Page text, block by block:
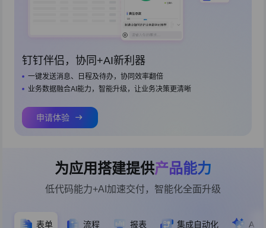
钉钉伴侣，协同+AI新利器
一键发送消息、日程及待办，协同效率翻倍
业务数据融合AI能力，智能升级，让业务决策更清晰
申请体验
为应用搭建提供产品能力
低代码能力+AI加速交付，智能化全面升级
表单 流程 报表 集成自动化 AI